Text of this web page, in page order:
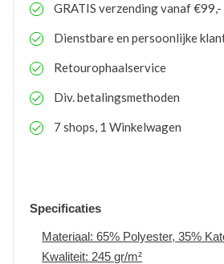
GRATIS verzending vanaf €99,-
Dienstbare en persoonlijke
Retourophaalservice
Div. betalingsmethoden
7 shops, 1 Winkelwagen
Specificaties
Materiaal: 65% Polyester, 35%
Kwaliteit: 245 gr/m²